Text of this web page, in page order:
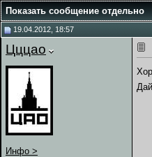
Показать сообщение отдельно
19.04.2012, 18:57
Цццао
Инфо >